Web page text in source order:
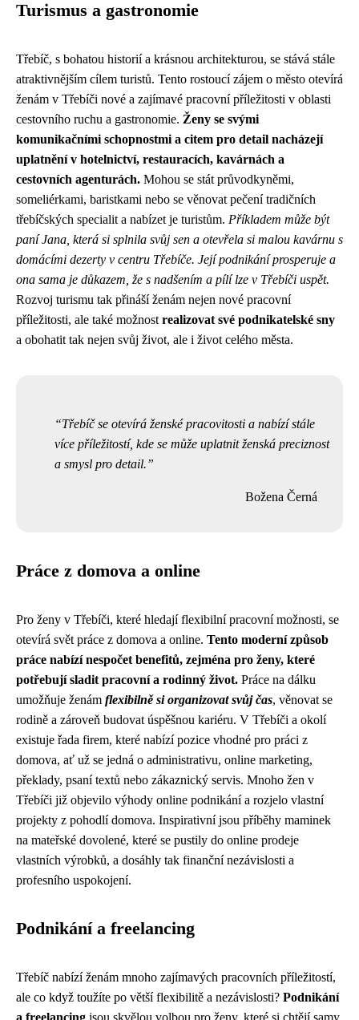
Turismus a gastronomie
Třebíč, s bohatou historií a krásnou architekturou, se stává stále
atraktivnějším cílem turistů. Tento rostoucí zájem o město otevírá
ženám v Třebíči nové a zajímavé pracovní příležitosti v oblasti
cestovního ruchu a gastronomie. Ženy se svými
komunikačními schopnostmi a citem pro detail nacházejí
uplatnění v hotelnictví, restauracích, kavárnách a
cestovních agenturách. Mohou se stát průvodkyněmi,
someliérkami, baristkami nebo se věnovat pečení tradičních
třebíčských specialit a nabízet je turistům. Příkladem může být
paní Jana, která si splnila svůj sen a otevřela si malou kavárnu s
domácími dezerty v centru Třebíče. Její podnikání prosperuje a
ona sama je důkazem, že s nadšením a pílí lze v Třebíči uspět.
Rozvoj turismu tak přináší ženám nejen nové pracovní
příležitosti, ale také možnost realizovat své podnikatelské sny
a obohatit tak nejen svůj život, ale i život celého města.
Třebíč se otevírá ženské pracovitosti a nabízí stále
více příležitostí, kde se může uplatnit ženská preciznost
a smysl pro detail.
Božena Černá
Práce z domova a online
Pro ženy v Třebíči, které hledají flexibilní pracovní možnosti, se
otevírá svět práce z domova a online. Tento moderní způsob
práce nabízí nespočet benefitů, zejména pro ženy, které
potřebují sladit pracovní a rodinný život. Práce na dálku
umožňuje ženám flexibilně si organizovat svůj čas, věnovat se
rodině a zároveň budovat úspěšnou kariéru. V Třebíči a okolí
existuje řada firem, které nabízí pozice vhodné pro práci z
domova, ať už se jedná o administrativu, online marketing,
překlady, psaní textů nebo zákaznický servis. Mnoho žen v
Třebíči již objevilo výhody online podnikání a rozjelo vlastní
projekty z pohodlí domova. Inspirativní jsou příběhy maminek
na mateřské dovolené, které se pustily do online prodeje
vlastních výrobků, a dosáhly tak finanční nezávislosti a
profesního uspokojení.
Podnikání a freelancing
Třebíč nabízí ženám mnoho zajímavých pracovních příležitostí,
ale co když toužíte po větší flexibilitě a nezávislosti? Podnikání
a freelancing jsou skvělou volbou pro ženy, které si chtějí samy